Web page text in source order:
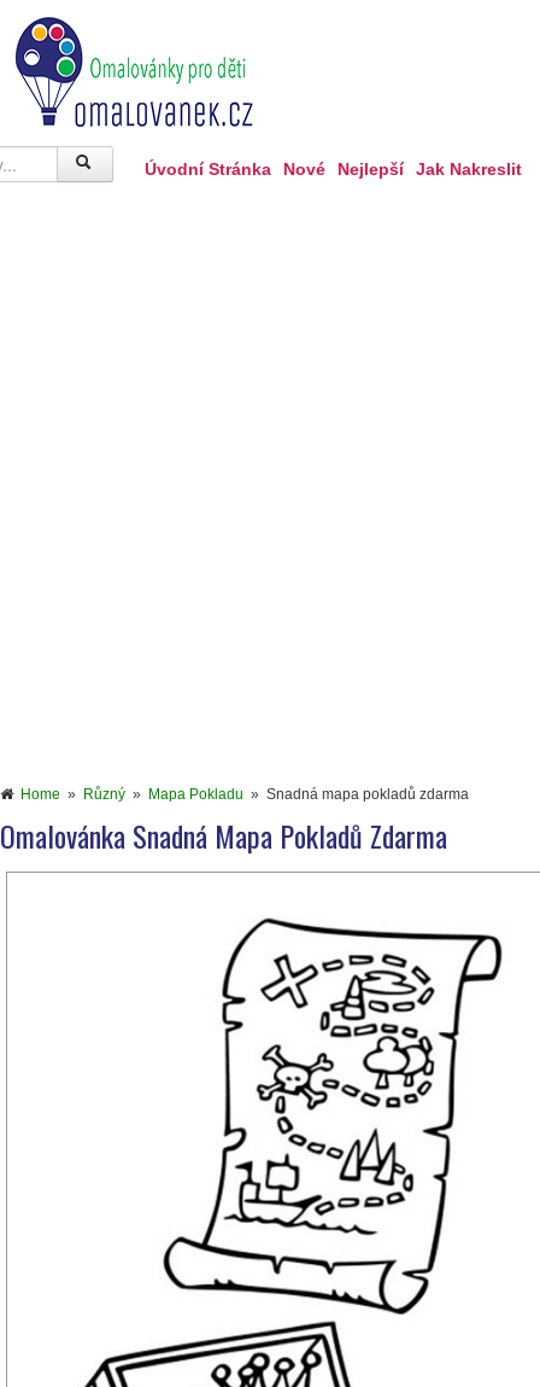
Úvodní Stránka Nové Nejlepší Jak Nakreslit
Home » Různý » Mapa Pokladu » Snadná mapa pokladů zdarma
Omalovánka Snadná Mapa Pokladů Zdarma